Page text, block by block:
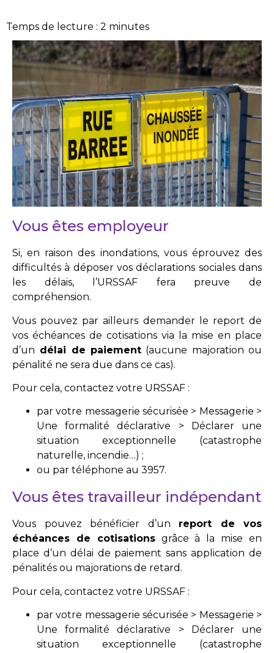
Temps de lecture : 2 minutes
Vous êtes employeur
Si, en raison des inondations, vous éprouvez des
difficultés à déposer vos déclarations sociales dans
les délais, l’URSSAF fera preuve de
compréhension.
Vous pouvez par ailleurs demander le report de
vos échéances de cotisations via la mise en place
d’un délai de paiement (aucune majoration ou
pénalité ne sera due dans ce cas).
Pour cela, contactez votre URSSAF :
par votre messagerie sécurisée > Messagerie >
Une formalité déclarative > Déclarer une
situation exceptionnelle (catastrophe
naturelle, incendie…) ;
ou par téléphone au 3957.
Vous êtes travailleur indépendant
Vous pouvez bénéficier d’un report de vos
échéances de cotisationsgrâce à la mise en
place d’un délai de paiement sans application de
pénalités ou majorations de retard.
Pour cela, contactez votre URSSAF :
par votre messagerie sécurisée > Messagerie >
Une formalité déclarative > Déclarer une
situation exceptionnelle (catastrophe